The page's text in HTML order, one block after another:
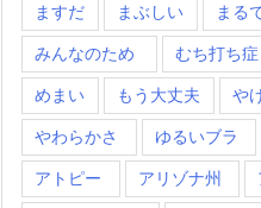
ますだ まぶしい まる
みんなのため むち打ち症
めまい もう大丈夫 や
やわらかさ ゆるいブラ
アトピー アリゾナ州